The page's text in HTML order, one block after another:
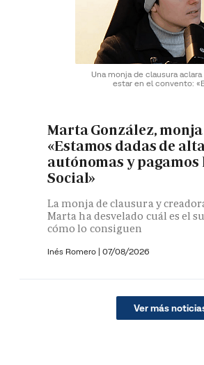
Una monja de clausura
estar en el convento:
Marta González,
«Estamos dadas de
autónomas y
Social»
La monja de clausura y
Marta ha desvelado cuál es el
cómo lo consiguen
Inés Romero | 07/08/2026
Ver más